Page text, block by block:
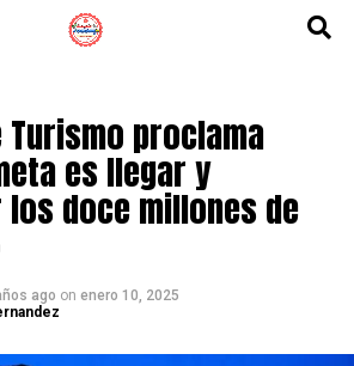
proclama
es llegar y
doce millones de
ago on enero 10, 2025